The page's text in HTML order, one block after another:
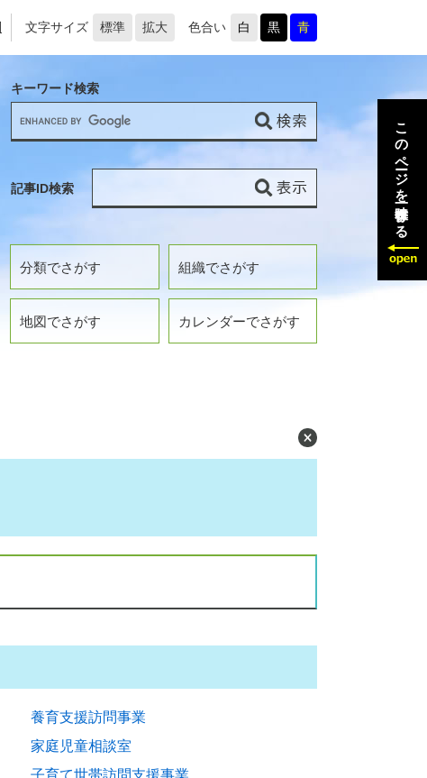
文字サイズ 標準 拡大 色合い 白 黒 青
分類でさがす 組織でさがす
地図でさがす カレンダーでさがす
キーワード検索
記事ID検索
養育支援訪問事業
家庭児童相談室
このページを一時保存する